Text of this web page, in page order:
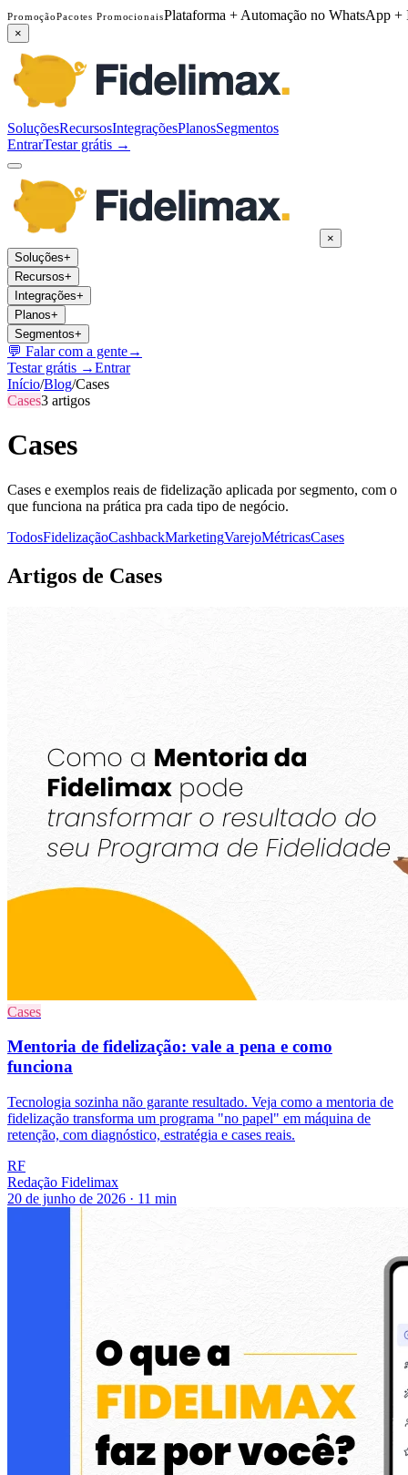
PromoçãoPacotes PromocionaisPlataforma + Automação no WhatsApp
×
SoluçõesRecursosIntegraçõesPlanosSegmentos
EntrarTestar grátis →
×
Soluções+
Recursos+
Integrações+
Planos+
Segmentos+
💬 Falar com a gente→
Testar grátis →Entrar
Início/Blog/Cases
Cases3 artigos
Cases
Cases e exemplos reais de fidelização aplicada por segmento, com o
que funciona na prática pra cada tipo de negócio.
TodosFidelizaçãoCashbackMarketingVarejoMétricasCases
Artigos de Cases
Cases
Mentoria de fidelização: vale a pena e como
funciona
Tecnologia sozinha não garante resultado. Veja como a mentoria de
fidelização transforma um programa "no papel" em máquina de
retenção, com diagnóstico, estratégia e cases reais.
RF
Redação Fidelimax
20 de junho de 2026 · 11 min